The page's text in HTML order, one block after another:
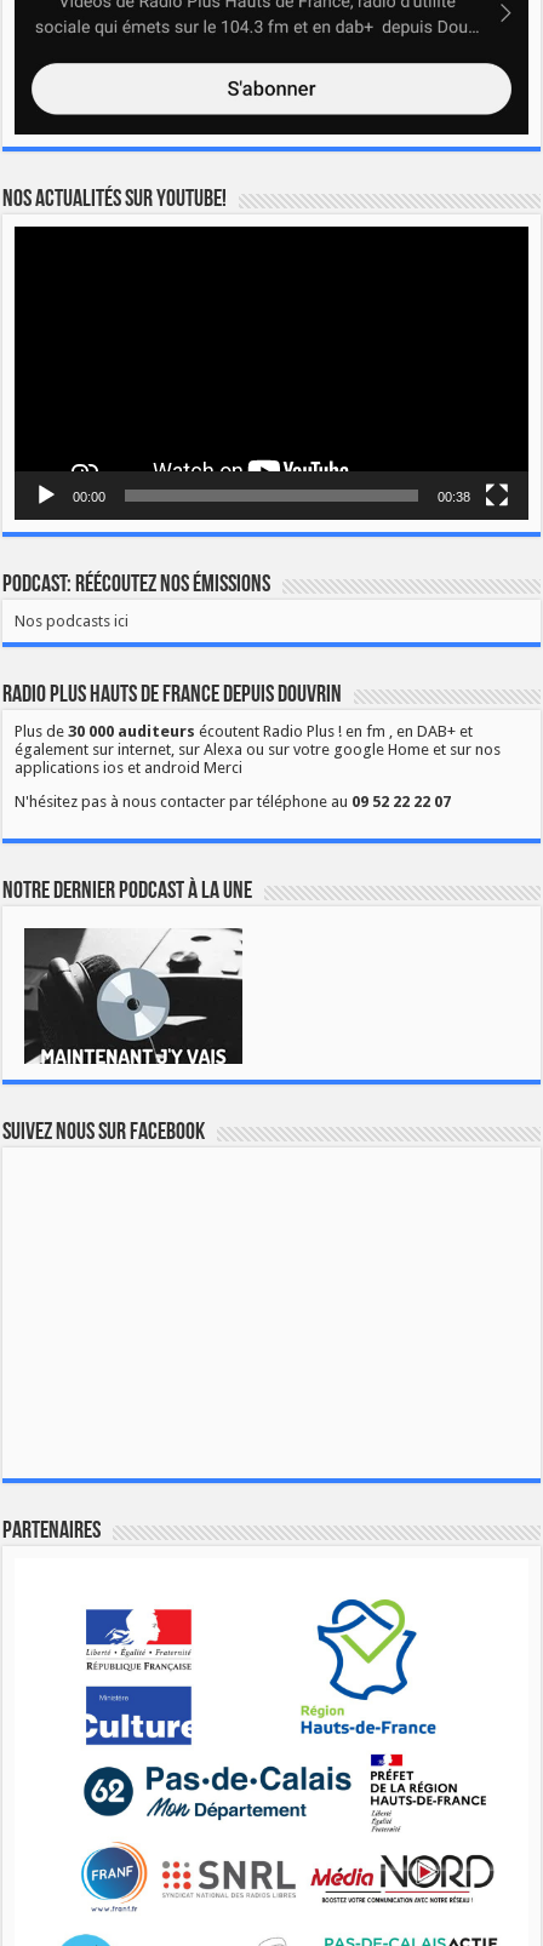
Nos actualités sur YOUTUBE!
00:00 00:38
Podcast: Réécoutez nos émissions
Nos podcasts ici
Radio Plus Hauts de France depuis Douvrin
Plus de30 000 auditeurs écoutent Radio Plus ! en fm , en DAB+ et
également sur internet, sur Alexa ou sur votre google Home et sur nos
applications ios et android Merci
N'hésitez pas à nous contacter par téléphone au 09 52 22 22 07
Notre dernier podcast à la une
Suivez nous sur Facebook
Partenaires